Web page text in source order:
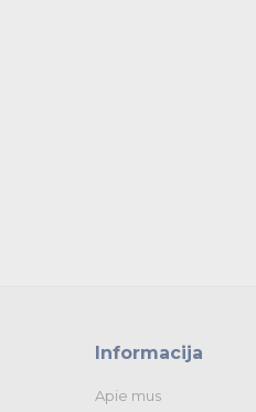
Informacija
Apie mus